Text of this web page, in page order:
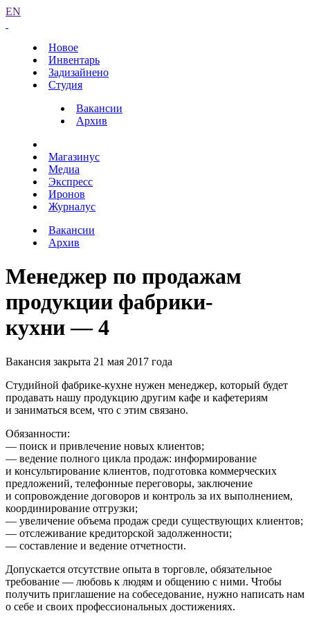
EN
Новое
Инвентарь
Задизайнено
Студия
Вакансии
Архив
Магазинус
Медиа
Экспресс
Иронов
Журналус
Вакансии
Архив
Менеджер по продажам
продукции фабрики-
кухни — 4
Вакансия закрыта 21 мая 2017 года
Студийной фабрике-кухне нужен менеджер, который будет
продавать нашу продукцию другим кафе и кафетериям
и заниматься всем, что с этим связано.
Обязанности:
— поиск и привлечение новых клиентов;
— ведение полного цикла продаж: информирование
и консультирование клиентов, подготовка коммерческих
предложений, телефонные переговоры, заключение
и сопровождение договоров и контроль за их выполнением,
координирование отгрузки;
— увеличение объема продаж среди существующих клиентов;
— отслеживание кредиторской задолженности;
— составление и ведение отчетности.
Допускается отсутствие опыта в торговле, обязательное
требование — любовь к людям и общению с ними. Чтобы
получить приглашение на собеседование, нужно написать нам
о себе и своих профессиональных достижениях.